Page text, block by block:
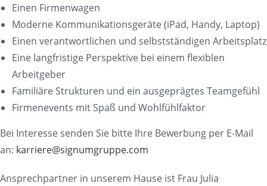
Einen Firmenwagen
Moderne Kommunikationsgeräte (iPad, Handy, Laptop)
Einen verantwortlichen und selbstständigen Arbeitsplatz
Eine langfristige Perspektive bei einem flexiblen
Arbeitgeber
Familiäre Strukturen und ein ausgeprägtes Teamgefühl
Firmenevents mit Spaß und Wohlfühlfaktor
Bei Interesse senden Sie bitte Ihre Bewerbung per E-Mail
an: karriere@signumgruppe.com
Ansprechpartner in unserem Hause ist Frau Julia